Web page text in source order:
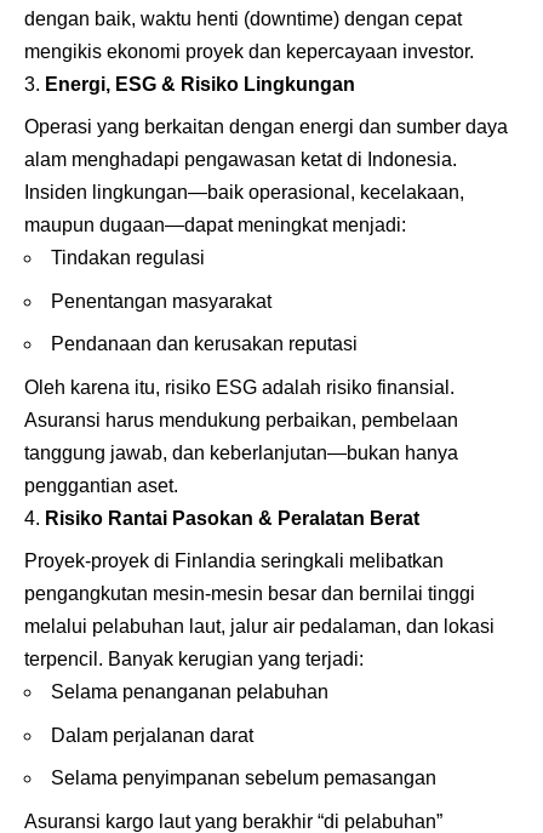
dengan baik, waktu henti (downtime) dengan cepat
mengikis ekonomi proyek dan kepercayaan investor.
Energi, ESG & Risiko Lingkungan
Operasi yang berkaitan dengan energi dan sumber daya
alam menghadapi pengawasan ketat di Indonesia.
Insiden lingkungan—baik operasional, kecelakaan,
maupun dugaan—dapat meningkat menjadi:
Tindakan regulasi
Penentangan masyarakat
Pendanaan dan kerusakan reputasi
Oleh karena itu, risiko ESG adalah risiko finansial.
Asuransi harus mendukung perbaikan, pembelaan
tanggung jawab, dan keberlanjutan—bukan hanya
penggantian aset.
Risiko Rantai Pasokan & Peralatan Berat
Proyek-proyek di Finlandia seringkali melibatkan
pengangkutan mesin-mesin besar dan bernilai tinggi
melalui pelabuhan laut, jalur air pedalaman, dan lokasi
terpencil. Banyak kerugian yang terjadi:
Selama penanganan pelabuhan
Dalam perjalanan darat
Selama penyimpanan sebelum pemasangan
Asuransi kargo laut yang berakhir “di pelabuhan”